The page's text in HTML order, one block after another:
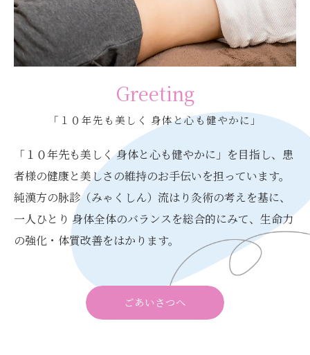
Greeting
「１０年先も美しく 身体と心も健やかに」
「１０年先も美しく 身体と心も健やかに」を目指し、患
者様の健康と美しさの維持のお手伝いを担っています。
純漢方の脉診（みゃくしん）流はり灸術の考えを基に、
一人ひとり 身体全体のバランスを総合的にみて、生命力
の強化・体質改善をはかります。
ごあいさつへ